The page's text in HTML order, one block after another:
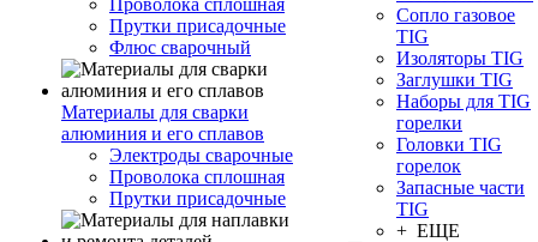
Проволока сплошная
Прутки присадочные
Флюс сварочный
Материалы для сварки
алюминия и его сплавов
Электроды сварочные
Проволока сплошная
Прутки присадочные
Сопло газовое
TIG
Изоляторы TIG
Заглушки TIG
Наборы для TIG
горелки
Головки TIG
горелок
Запасные части
TIG
+ ЕЩЕ